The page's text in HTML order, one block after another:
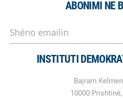
ABONIMI NE
Shëno emailin
INSTITUTI
Bajram
10000